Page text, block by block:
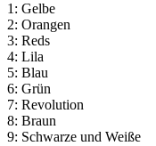
1: Gelbe
2: Orangen
3: Reds
4: Lila
5: Blau
6: Grün
7: Revolution
8: Braun
9: Schwarze und Weiße